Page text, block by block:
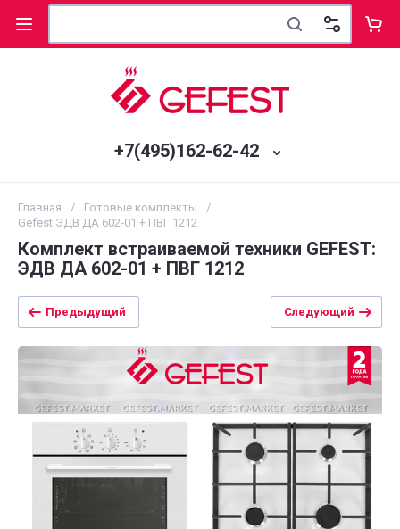
+7(495)162-62-42
Главная / Готовые комплекты
/
Gefest ЭДВ ДА 602-01 + ПВГ 1212
Комплект встраиваемой техники GEFEST:
ЭДВ ДА 602-01 + ПВГ 1212
Предыдущий Следующий